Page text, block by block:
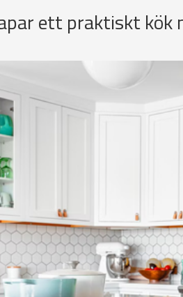
ett praktiskt kök